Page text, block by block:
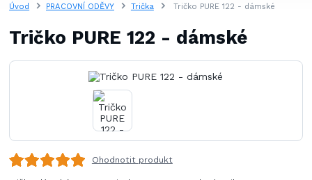
Úvod PRACOVNÍ ODĚVY Trička Tričko PURE 122 - dámské
Tričko PURE 122 - dámské
Ohodnotit produkt